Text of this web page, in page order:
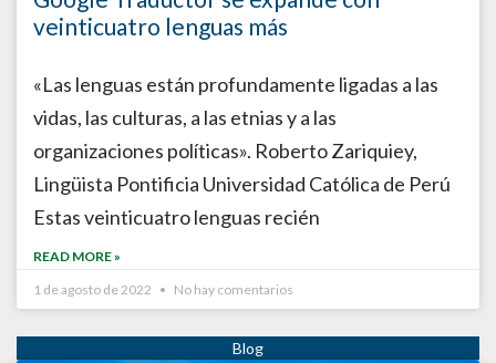
veinticuatro lenguas más
«Las lenguas están profundamente ligadas a las
vidas, las culturas, a las etnias y a las
organizaciones políticas». Roberto Zariquiey,
Lingüista Pontificia Universidad Católica de Perú
Estas veinticuatro lenguas recién
READ MORE »
1 de agosto de 2022
No hay comentarios